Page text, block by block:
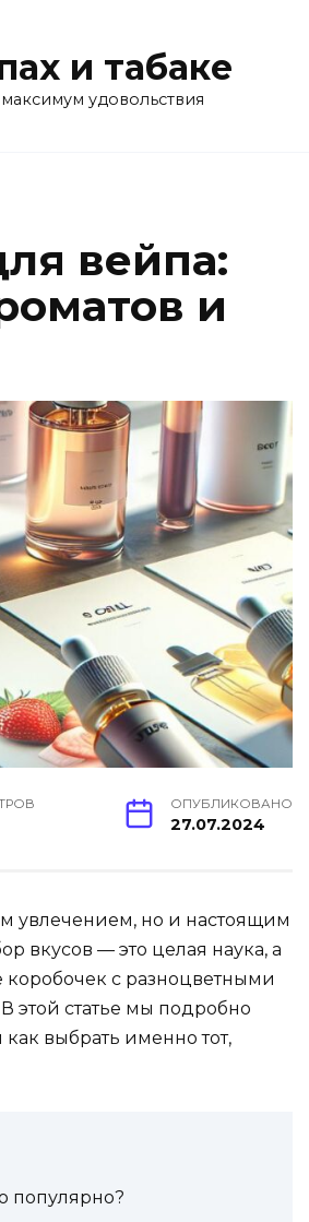
и табаке
удовольствия
вейпа:
и
ОПУБЛИКОВАНО
27.07.2024
увлечением, но и настоящим
вкусов — это целая наука, а
коробочек с разноцветными
этой статье мы подробно
выбрать именно тот,
популярно?